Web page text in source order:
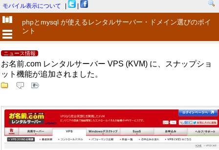
モバイル表示について
phpとmysql が使えるレンタルサーバー・ドメイン選びのポイ
ント
ニュース情報
お名前.com レンタルサーバー VPS (KVM) に、スナップショ
ット機能が追加されました。